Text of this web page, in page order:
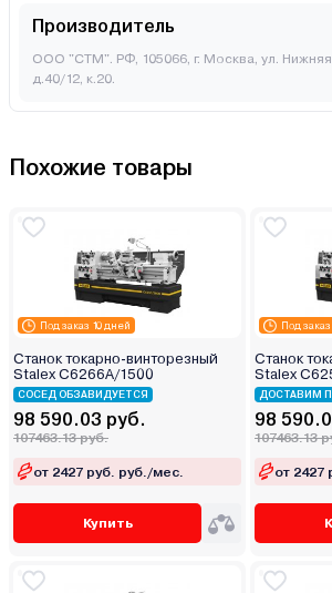
Производитель
ООО "СТМ". РФ, 105066, г. Москва, ул. Нижняя
д.40/12, к.20.
Похожие товары
Под заказ 10 дней
Станок токарно-винторезный
Stalex C6266A/1500
СОСЕД ОБЗАВИДУЕТСЯ
98 590.03 руб.
107463.13 руб.
от 2427 руб. руб./мес.
Купить
Под
Станок
Stalex
ДОСТАВИМ
98
107463.13
от 2427